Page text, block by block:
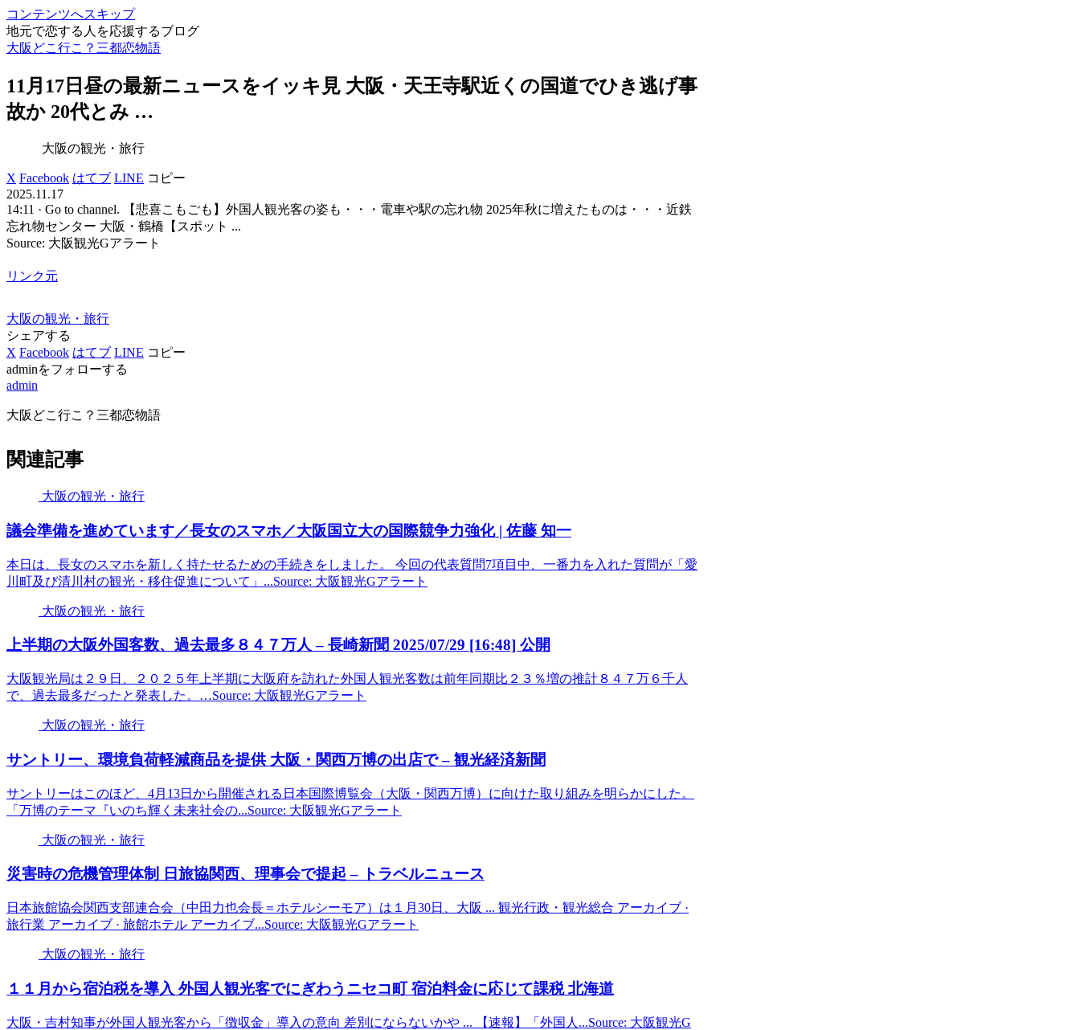
コンテンツへスキップ
地元で恋する人を応援するブログ
大阪どこ行こ？三都恋物語
11月17日昼の最新ニュースをイッキ見 大阪 ・天王寺駅近くの国道でひき逃げ事
故か 20代とみ …
大阪の観光・旅行
X Facebook はてブ LINE コピー
2025.11.17
14:11 · Go to channel. 【悲喜こもごも】外国人観光客の姿も・・・電車や駅の忘れ物 2025年秋に増えたものは・・・近鉄
忘れ物センター 大阪・鶴橋【スポット ...
Source: 大阪観光Gアラート
リンク元
大阪の観光・旅行
シェアする
X Facebook はてブ LINE コピー
adminをフォローする
admin
大阪どこ行こ？三都恋物語
関連記事
大阪の観光・旅行
議会準備を進めています／長女のスマホ／大阪 国立大の国際競争力強化 | 佐藤 知一
本日は、長女のスマホを新しく持たせるための手続きをしました。 今回の代表質問7項目中、一番力を入れた質問が「愛
川町及び清川村の観光・移住促進について」...Source: 大阪観光Gアラート
大阪の観光・旅行
上半期の大阪外国客数、過去最多８４７万人 – 長崎新聞 2025/07/29 [16:48] 公開
大阪観光局は２９日、２０２５年上半期に大阪府を訪れた外国人観光客数は前年同期比２３％増の推計８４７万６千人
で、過去最多だったと発表した。…Source: 大阪観光Gアラート
大阪の観光・旅行
サントリー、環境負荷軽減商品を提供 大阪 ・関西万博の出店で – 観光経済新聞
サントリーはこのほど、4月13日から開催される日本国際博覧会（大阪・関西万博）に向けた取り組みを明らかにした。
「万博のテーマ『いのち輝く未来社会の...Source: 大阪観光Gアラート
大阪の観光・旅行
災害時の危機管理体制 日旅協関西、理事会で提起 – トラベルニュース
日本旅館協会関西支部連合会（中田力也会長＝ホテルシーモア）は１月30日、大阪 ... 観光行政・観光総合 アーカイブ ·
旅行業 アーカイブ · 旅館ホテル アーカイブ...Source: 大阪観光Gアラート
大阪の観光・旅行
１１月から宿泊税を導入 外国人観光客でにぎわうニセコ町 宿泊料金に応じて課税 北海道
大阪・吉村知事が外国人観光客から「徴収金」導入の意向 差別にならないかや ... 【速報】「外国人...Source: 大阪観光G